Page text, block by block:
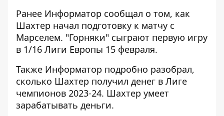
Ранее Информатор сообщал о том, как
Шахтер начал подготовку к матчу с
Марселем. "Горняки" сыграют первую игру
в 1/16 Лиги Европы 15 февраля.
Также Информатор подробно разобрал,
сколько Шахтер получил денег в Лиге
чемпионов 2023-24. Шахтер умеет
зарабатывать деньги.